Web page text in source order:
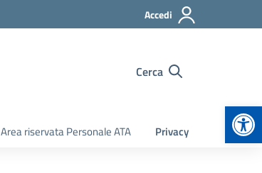
Accedi
Cerca
Area riservata Personale ATA Privacy